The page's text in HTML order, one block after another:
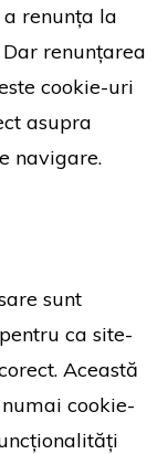
renunța la
renunțarea
cookie-uri
asupra
navigare.
sunt
ca site-
Această
cookie-